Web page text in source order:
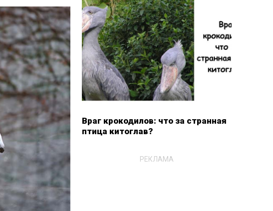
Враг крокодилов: что за странная
птица китоглав?
РЕКЛАМА